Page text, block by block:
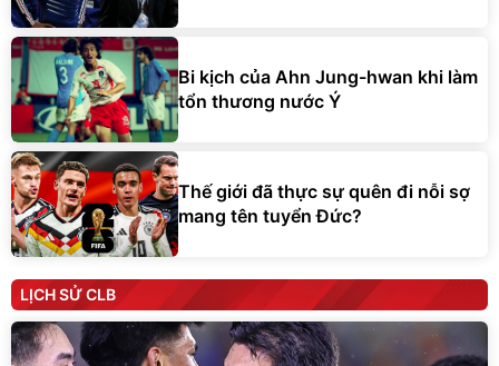
Bi kịch của Ahn Jung-hwan khi làm
tổn thương nước Ý
Thế giới đã thực sự quên đi nỗi sợ
mang tên tuyển Đức?
LỊCH SỬ CLB